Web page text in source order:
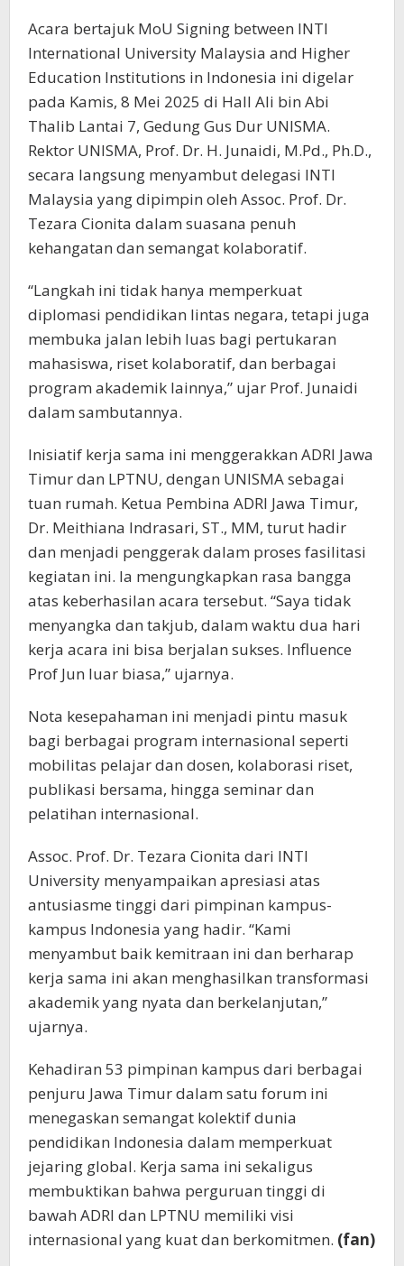
Acara bertajuk MoU Signing between INTI
International University Malaysia and Higher
Education Institutions in Indonesia ini digelar
pada Kamis, 8 Mei 2025 di Hall Ali bin Abi
Thalib Lantai 7, Gedung Gus Dur UNISMA.
Rektor UNISMA, Prof. Dr. H. Junaidi, M.Pd., Ph.D.,
secara langsung menyambut delegasi INTI
Malaysia yang dipimpin oleh Assoc. Prof. Dr.
Tezara Cionita dalam suasana penuh
kehangatan dan semangat kolaboratif.
“Langkah ini tidak hanya memperkuat
diplomasi pendidikan lintas negara, tetapi juga
membuka jalan lebih luas bagi pertukaran
mahasiswa, riset kolaboratif, dan berbagai
program akademik lainnya,” ujar Prof. Junaidi
dalam sambutannya.
Inisiatif kerja sama ini menggerakkan ADRI Jawa
Timur dan LPTNU, dengan UNISMA sebagai
tuan rumah. Ketua Pembina ADRI Jawa Timur,
Dr. Meithiana Indrasari, ST., MM, turut hadir
dan menjadi penggerak dalam proses fasilitasi
kegiatan ini. Ia mengungkapkan rasa bangga
atas keberhasilan acara tersebut. “Saya tidak
menyangka dan takjub, dalam waktu dua hari
kerja acara ini bisa berjalan sukses. Influence
Prof Jun luar biasa,” ujarnya.
Nota kesepahaman ini menjadi pintu masuk
bagi berbagai program internasional seperti
mobilitas pelajar dan dosen, kolaborasi riset,
publikasi bersama, hingga seminar dan
pelatihan internasional.
Assoc. Prof. Dr. Tezara Cionita dari INTI
University menyampaikan apresiasi atas
antusiasme tinggi dari pimpinan kampus-
kampus Indonesia yang hadir. “Kami
menyambut baik kemitraan ini dan berharap
kerja sama ini akan menghasilkan transformasi
akademik yang nyata dan berkelanjutan,”
ujarnya.
Kehadiran 53 pimpinan kampus dari berbagai
penjuru Jawa Timur dalam satu forum ini
menegaskan semangat kolektif dunia
pendidikan Indonesia dalam memperkuat
jejaring global. Kerja sama ini sekaligus
membuktikan bahwa perguruan tinggi di
bawah ADRI dan LPTNU memiliki visi
internasional yang kuat dan berkomitmen. (fan)